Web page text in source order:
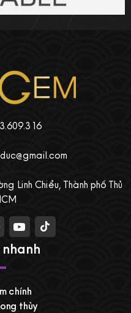
Linh Chiểu, Thành phố Thủ
chính
thủy